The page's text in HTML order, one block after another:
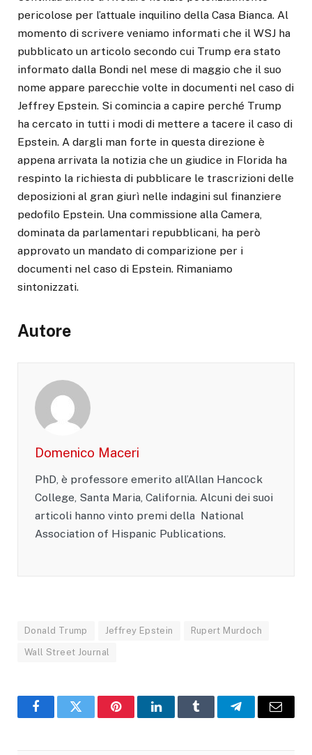
pericolose per l’attuale inquilino della Casa Bianca. Al
momento di scrivere veniamo informati che il WSJ ha
pubblicato un articolo secondo cui Trump era stato
informato dalla Bondi nel mese di maggio che il suo
nome appare parecchie volte in documenti nel caso di
Jeffrey Epstein. Si comincia a capire perché Trump
ha cercato in tutti i modi di mettere a tacere il caso di
Epstein. A dargli man forte in questa direzione è
appena arrivata la notizia che un giudice in Florida ha
respinto la richiesta di pubblicare le trascrizioni delle
deposizioni al gran giurì nelle indagini sul finanziere
pedofilo Epstein. Una commissione alla Camera,
dominata da parlamentari repubblicani, ha però
approvato un mandato di comparizione per i
documenti nel caso di Epstein. Rimaniamo
sintonizzati.
Autore
Domenico Maceri
PhD, è professore emerito all’Allan Hancock
College, Santa Maria, California. Alcuni dei suoi
articoli hanno vinto premi della National
Association of Hispanic Publications.
Donald Trump Jeffrey Epstein Rupert Murdoch
Wall Street Journal
Facebook
X PinterestLinkedInTumblr TelegramEmail